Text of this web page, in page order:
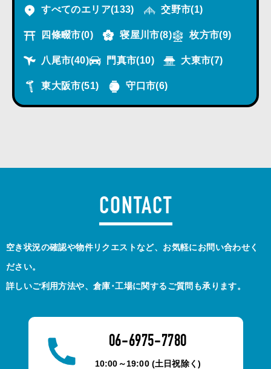
すべてのエリア(133) 交野市(1)
四條畷市(0) 寝屋川市(8) 枚方市(9)
八尾市(40) 門真市(10) 大東市(7)
東大阪市(51) 守口市(6)
CONTACT
空き状況の確認や物件リクエストなど、お気軽にお問い合わせく
ださい。
詳しいご利用方法や、倉庫･工場に関するご質問も承ります。
06-6975-7780
10:00～19:00 (土日祝除く)